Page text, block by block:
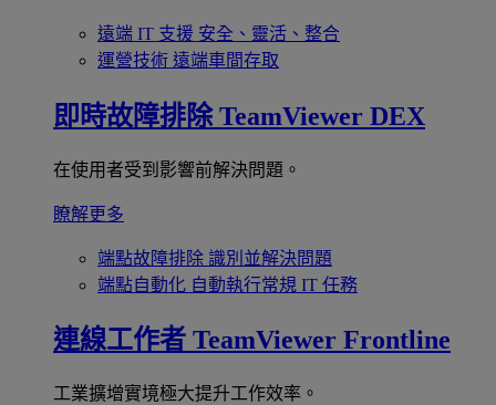
遠端 IT 支援 安全、靈活、整合
運營技術 遠端車間存取
即時故障排除 TeamViewer DEX
在使用者受到影響前解決問題。
瞭解更多
端點故障排除 識別並解決問題
端點自動化 自動執行常規 IT 任務
連線工作者 TeamViewer Frontline
工業擴增實境極大提升工作效率。